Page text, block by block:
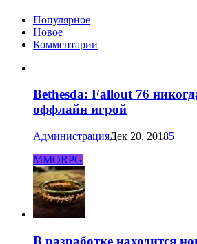
Популярное
Новое
Комментарии
Bethesda: Fallout 76
оффлайн игрой
АдминистрацияДек 20, 20185
MMORPG
В разработке находится